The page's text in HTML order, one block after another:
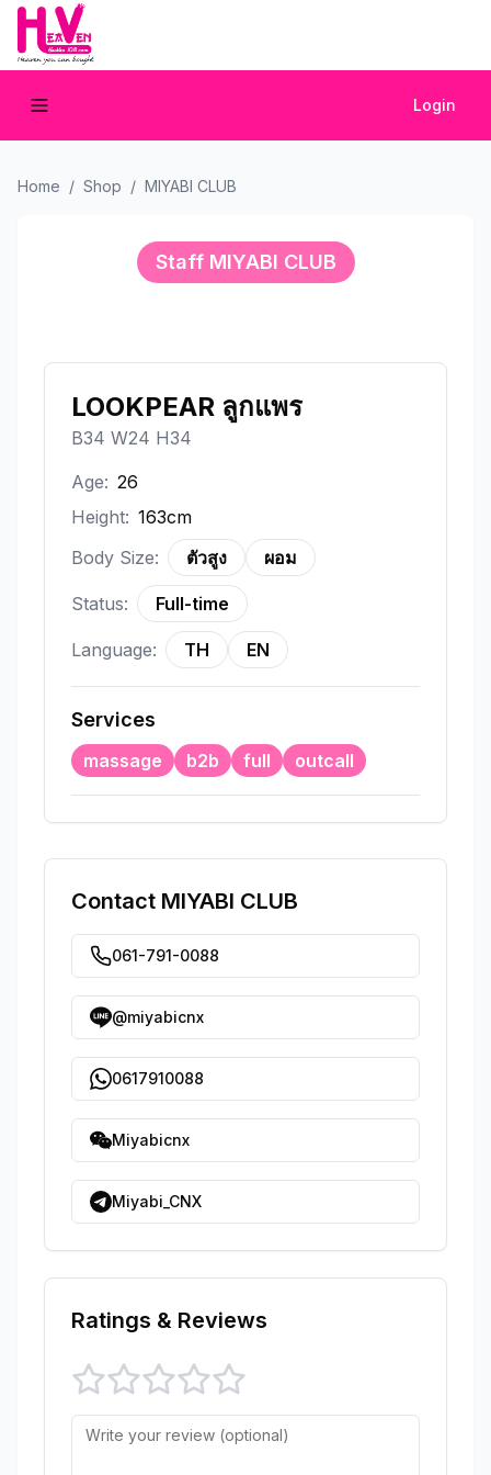
Login
Home / Shop / MIYABI CLUB
Staff MIYABI CLUB
LOOKPEAR ลูกแพร
B34 W24 H34
Age: 26
Height: 163cm
Body Size:
ตัวสูง ผอม
Status: Full-time
Language: TH EN
Services
massage b2b full outcall
Contact MIYABI CLUB
061-791-0088
@miyabicnx
0617910088
Miyabicnx
Miyabi_CNX
Ratings & Reviews